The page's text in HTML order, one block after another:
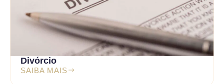
Divórcio
SAIBA MAIS